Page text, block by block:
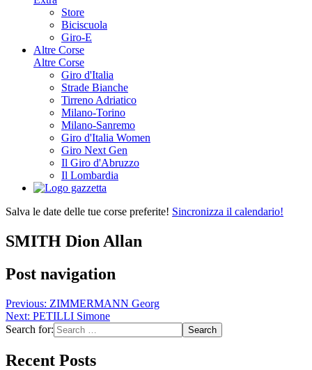
Store
Biciscuola
Giro-E
Altre Corse
Altre Corse
Giro d'Italia
Strade Bianche
Tirreno Adriatico
Milano-Torino
Milano-Sanremo
Giro d'Italia Women
Giro Next Gen
Il Giro d'Abruzzo
Il Lombardia
Salva le date delle tue corse preferite! Sincronizza il calendario!
SMITH Dion Allan
Post navigation
Previous: ZIMMERMANN Georg
Next: PETILLI Simone
Search for:
Recent Posts